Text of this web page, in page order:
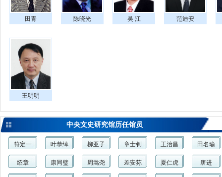
田青 陈晓光 吴 江 范迪安
王明明
中央文史研究馆历任馆员
符定一 叶恭绰 柳亚子 章士钊 王治昌 田名瑜
绍章 康同璧 周嵩尧 差安荪 夏仁虎 唐进